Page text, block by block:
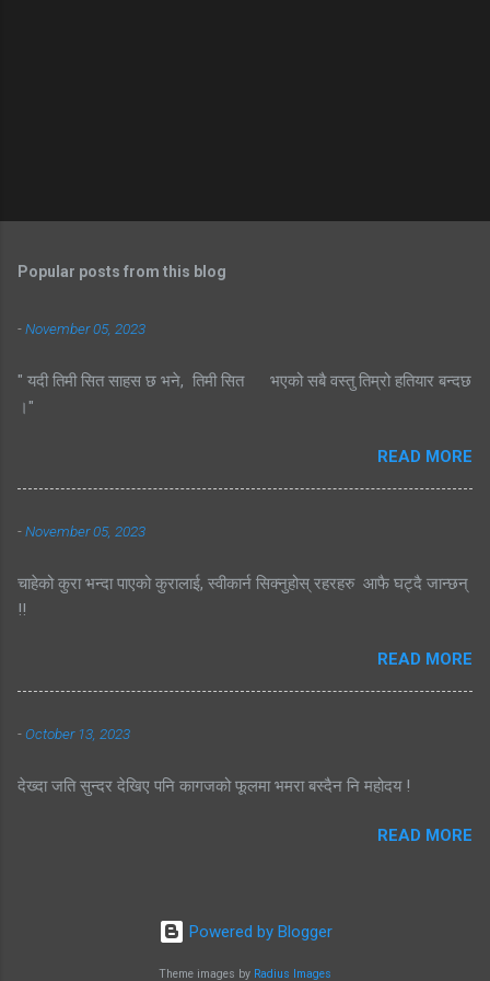
Popular posts from this blog
-November 05, 2023
" यदी तिमी सित साहस छ भने, तिमी सित भएको सबै वस्तु तिम्रो हतियार बन्दछ
।"
READ MORE
-November 05, 2023
चाहेको कुरा भन्दा पाएको कुरालाई, स्वीकार्न सिक्नुहोस् रहरहरु आफै घट्दै जान्छन्
!!
READ MORE
-October 13, 2023
देख्दा जति सुन्दर देखिए पनि कागजको फूलमा भमरा बस्दैन नि महोदय !
READ MORE
Powered by Blogger
Theme images by Radius Images